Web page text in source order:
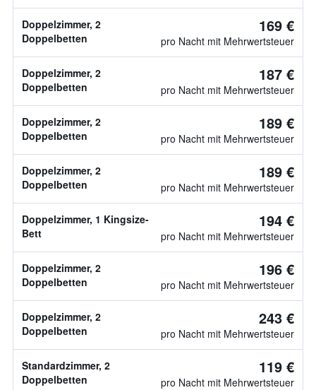
Doppelzimmer, 2
Doppelbetten
169 €
pro Nacht mit Mehrwertsteuer
Doppelzimmer, 2
Doppelbetten
187 €
pro Nacht mit Mehrwertsteuer
Doppelzimmer, 2
Doppelbetten
189 €
pro Nacht mit Mehrwertsteuer
Doppelzimmer, 2
Doppelbetten
189 €
pro Nacht mit Mehrwertsteuer
Doppelzimmer, 1 Kingsize-
Bett
194 €
pro Nacht mit Mehrwertsteuer
Doppelzimmer, 2
Doppelbetten
196 €
pro Nacht mit Mehrwertsteuer
Doppelzimmer, 2
Doppelbetten
243 €
pro Nacht mit Mehrwertsteuer
Standardzimmer, 2
Doppelbetten
119 €
pro Nacht mit Mehrwertsteuer